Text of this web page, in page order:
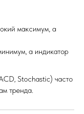
максимум, а
а индикатор
Stochastic) часто
тренда.